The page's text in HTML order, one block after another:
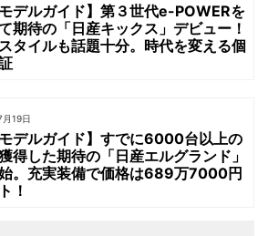
モデルガイド】第３世代e-POWERを
期待の「日産キックス」デビュー！
タイルも話題十分。時代を変える個
19日
モデルガイド】すでに6000台以上の
得した期待の「日産エルグランド」
。充実装備で価格は689万7000円
！